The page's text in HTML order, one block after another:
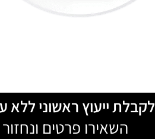
לקבלת ייעוץ ראשוני ללא
השאירו פרטים